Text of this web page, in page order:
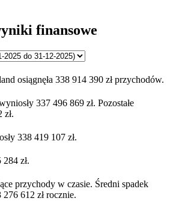
finansowe
osiągnęła 338 914 390 zł przychodów.
337 496 869 zł. Pozostałe
zł.
338 419 107 zł.
zł.
przychody w czasie. Średni spadek
612 zł rocznie.